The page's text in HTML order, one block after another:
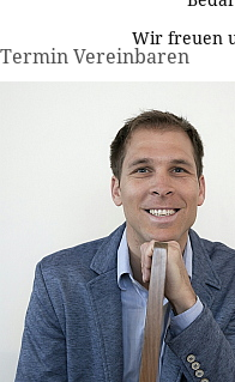
Wir freuen
Termin Vereinbaren